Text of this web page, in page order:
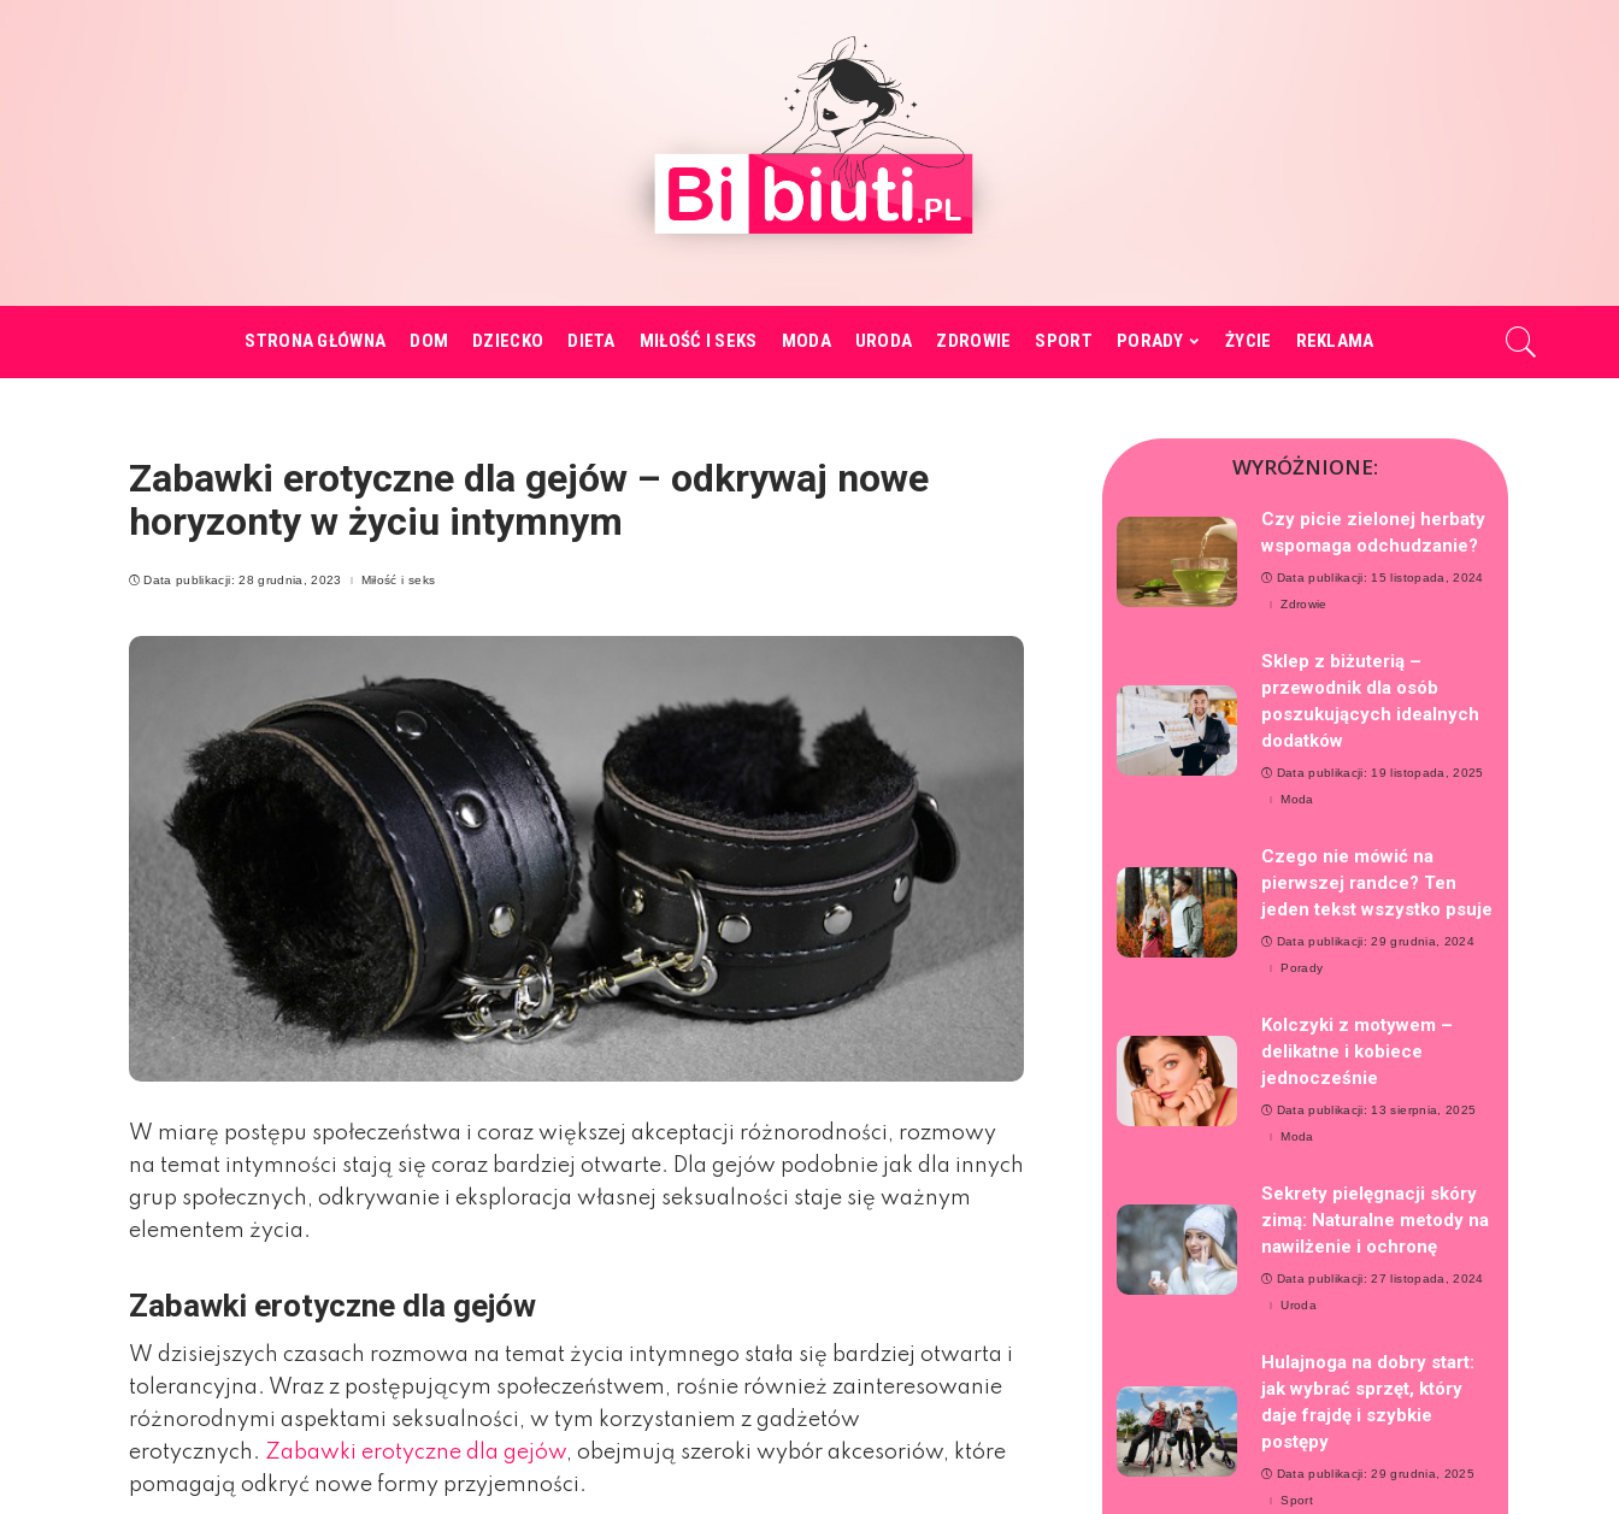
STRONA GŁÓWNA DOM DZIECKO DIETA MIŁOŚĆ I SEKS MODA URODA ZDROWIE SPORT PORADY ŻYCIE REKLAMA
Zabawki erotyczne dla gejów – odkrywaj nowe
horyzonty w życiu intymnym
Data publikacji: 28 grudnia, 2023 Miłość i seks
W miarę postępu społeczeństwa i coraz większej akceptacji różnorodności, rozmowy
na temat intymności stają się coraz bardziej otwarte. Dla gejów podobnie jak dla innych
grup społecznych, odkrywanie i eksploracja własnej seksualności staje się ważnym
elementem życia.
Zabawki erotyczne dla gejów
W dzisiejszych czasach rozmowa na temat życia intymnego stała się bardziej otwarta i
tolerancyjna. Wraz z postępującym społeczeństwem, rośnie również zainteresowanie
różnorodnymi aspektami seksualności, w tym korzystaniem z gadżetów
erotycznych. Zabawki erotyczne dla gejów, obejmują szeroki wybór akcesoriów, które
pomagają odkryć nowe formy przyjemności.
WYRÓŻNIONE:
Czy picie zielonej herbaty
wspomaga odchudzanie?
Data publikacji: 15 listopada, 2024
Zdrowie
Sklep z biżuterią –
przewodnik dla osób
poszukujących idealnych
dodatków
Data publikacji: 19 listopada, 2025
Moda
Czego nie mówić na
pierwszej randce? Ten
jeden tekst wszystko psuje
Data publikacji: 29 grudnia, 2024
Porady
Kolczyki z motywem –
delikatne i kobiece
jednocześnie
Data publikacji: 13 sierpnia, 2025
Moda
Sekrety pielęgnacji skóry
zimą: Naturalne metody na
nawilżenie i ochronę
Data publikacji: 27 listopada, 2024
Uroda
Hulajnoga na dobry start:
jak wybrać sprzęt, który
daje frajdę i szybkie
postępy
Data publikacji: 29 grudnia, 2025
Sport